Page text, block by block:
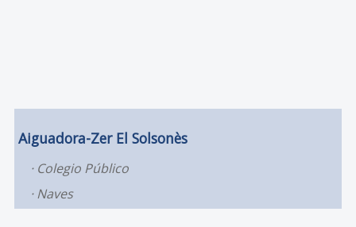
Aiguadora-Zer El Solsonès
Colegio Público
Naves